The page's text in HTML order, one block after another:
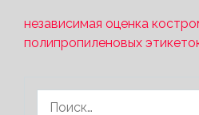
независимая оценка
полипропиленовых